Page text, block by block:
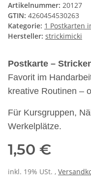
Artikelnummer: 20127
GTIN: 4260454530263
Kategorie: 1 Postkarten
Hersteller: strickimicki
Postkarte –
Favorit im
kreative Routinen –
Für Kursgruppen,
Werkelplätze.
1,50 €
inkl. 19% USt. ,